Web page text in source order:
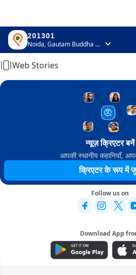
201301
Noida, Gautam Buddha Nagar, Uttar Pradesh
Home
Web Stories
न्यूज़ क्रिएटर बनें
आपकी स्थानीय कहानियाँ,
क्रिएटर के रूप में
Follow us on
Download App